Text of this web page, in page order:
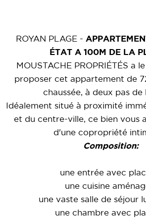
ROYAN PLAGE -
ÉTAT A 100M DE LA
MOUSTACHE PROPRIÉTÉS a
proposer cet appartement de
chaussée, à deux pas de
Idéalement situé à proximité
et du centre-ville, ce bien vous
d'une copropriété
Composition:
une entrée avec
une cuisine
une vaste salle de séjour
une chambre avec